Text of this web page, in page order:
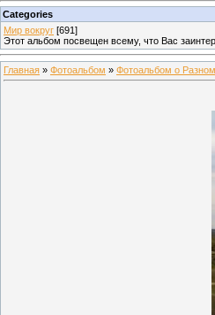
Categories
Мир вокруг [691]
Этот альбом посвещен всему, что Вас
Главная » Фотоальбом » Фотоальбом о Разном